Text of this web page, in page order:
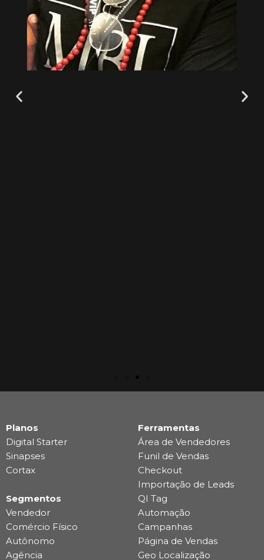
Planos
Digital Starter
Sinapses
Cortax
Segmentos
Vendedor
Comércio Físico
Autônomo
Agência
Ferramentas
Área de Vendedores
Funil de Vendas
Checkout
Importação de Leads
QI Tag
Automação
Campanhas
Página de Vendas
Geo Localização